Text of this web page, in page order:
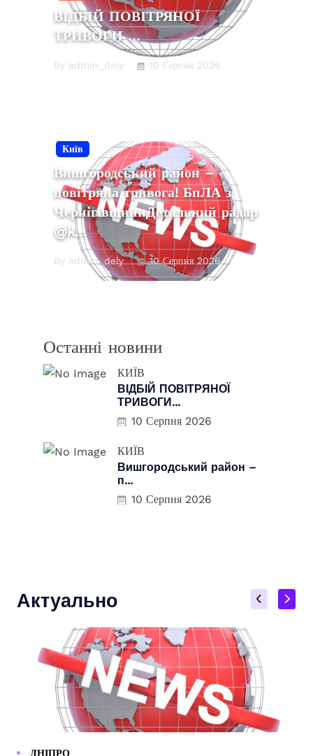
ВІДБІЙ ПОВІТРЯНОЇ
ТРИВОГИ …
By admin_dely 10 Серпня 2026
Київ
Вишгородський район –
повітряна тривога! БпЛА з
ЧернігівщиниДетальний радар
@k…
By admin_dely 10 Серпня 2026
Останні новини
КИЇВ
ВІДБІЙ ПОВІТРЯНОЇ
ТРИВОГИ...
10 Серпня 2026
КИЇВ
Вишгородський район –
п...
10 Серпня 2026
Актуально
ДНІПРО